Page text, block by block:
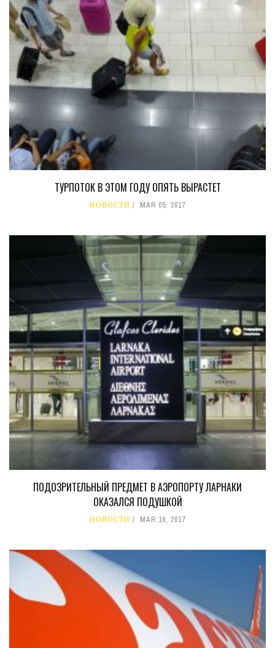
ТУРПОТОК В ЭТОМ ГОДУ ОПЯТЬ ВЫРАСТЕТ
НОВОСТИ MAR 05, 2017
ПОДОЗРИТЕЛЬНЫЙ ПРЕДМЕТ В АЭРОПОРТУ ЛАРНАКИ
ОКАЗАЛСЯ ПОДУШКОЙ
НОВОСТИ MAR 19, 2017